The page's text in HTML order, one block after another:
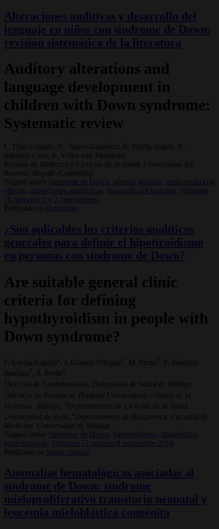
Alteraciones auditivas y desarrollo del
lenguaje en niños con síndrome de Down:
revisión sistemática de la literatura
Auditory alterations and
language development in
children with Down syndrome:
Systematic review
L. Díaz-Galindo, C. Talero-Gutiérrez, R. Pinilla-Zuleta, N.
Sánchez-Cruz, A. Vélez-van-Meerbeke
Escuela de Medicina y Ciencias de la Salud. Universidad del
Rosario. Bogotá (Colombia)
Tagged under
Síndrome de Down, pérdida auditiva, otitis media con
efusión, alteraciones anatómicas, desarrollo del lenguaje, Volumen
76 números 1 y 2 enerofebrero
Publicado en Originales
¿Son aplicables los criterios analíticos
generales para definir el hipotiroidismo
en personas con síndrome de Down?
Are suitable general clinic
criteria for defining
hypothyroidism in people with
Down syndrome?
F. García-España 1 , I. Gómez-Villegas , M. Perán 3
, F. Sánchez-
Jiménez 3 , S. Perán
4
1 Sección de Epidemiología. Delegación de Salud de Málaga.
2 Servicio de Farmacia. Hospital Universitario «Virgen de la
Victoria». Málaga.
3 Departamento de Ciencias de la Salud.
Universidad de Jaén.
4 Departamento de Bioquímica. Facultad de
Medicina. Universidad de Málaga
Tagged under
Síndrome de Down, hipotiroidismo, diagnóstico,
epidemiología,
Volumen 72 número 8 septiembre 2014
Publicado en
Notas clínicas
Anomalías hematológicas asociadas al
síndrome de Down: síndrome
mieloproliferativo transitorio neonatal y
leucemia mieloblástica congénita